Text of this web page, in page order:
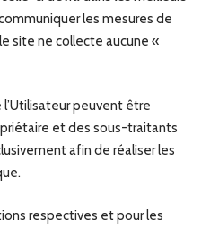
les mesures de
site ne collecte aucune «
peuvent être
et des sous-traitants
afin de réaliser les
respectives et pour les